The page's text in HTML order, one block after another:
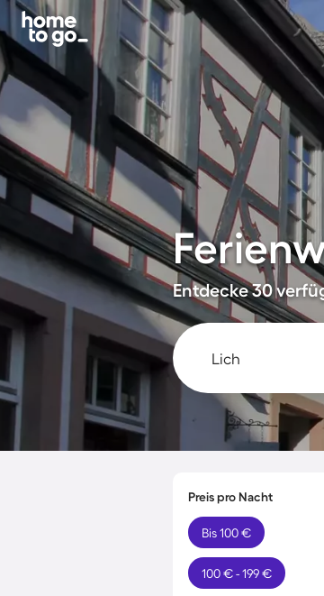
Entdecke 30
Preis pro Nacht
Bis 100 €
100 € - 199 €